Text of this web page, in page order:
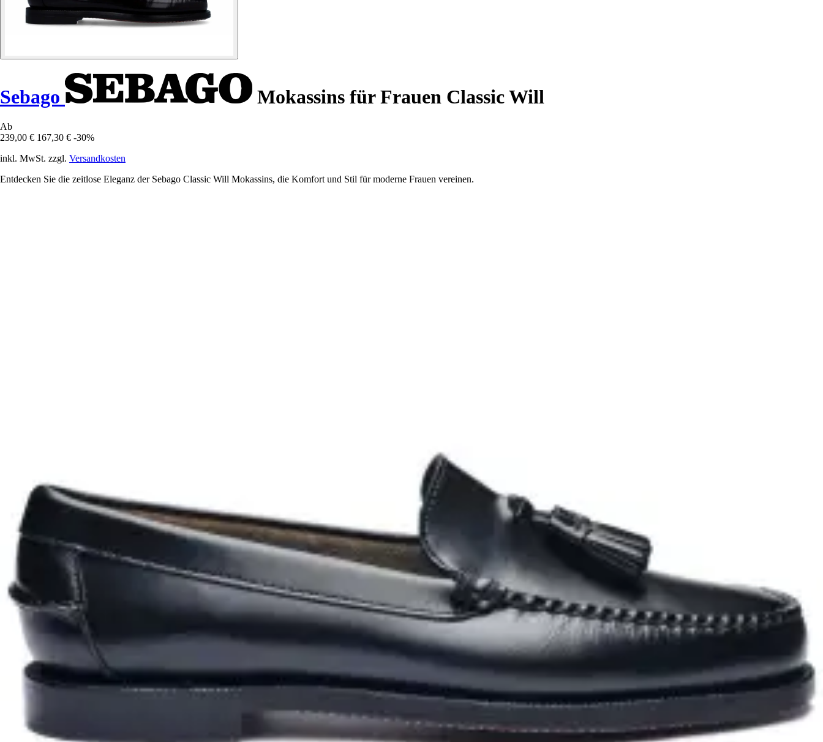
Sebago Mokassins für Frauen Classic Will
Ab
239,00 € 167,30 € -30%
inkl. MwSt. zzgl. Versandkosten
Entdecken Sie die zeitlose Eleganz der Sebago Classic Will Mokassins, die Komfort und Stil für moderne Frauen vereinen.